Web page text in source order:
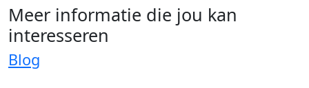
Meer informatie die jou kan
interesseren
Blog